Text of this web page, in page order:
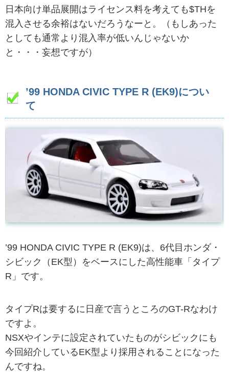
日本向け単品展開はライセンス料を考えても$THを
混入させる余裕はないだろうなーと。（もしあった
としても通常より混入率が低いんじゃないか
と・・・妄想ですが）
’99 HONDA CIVIC TYPE R (EK9)につい
て
’99 HONDA CIVIC TYPE R (EK9)は、6代目ホンダ・
シビック（EK型）をベースにした高性能車「タイプ
R」です。
タイプRは要するに日産で言うところのGT-Rなわけ
ですよ。
NSXやインテに設定されていたものがシビックにも
今回紹介しているEK型より採用されることになった
んですね。